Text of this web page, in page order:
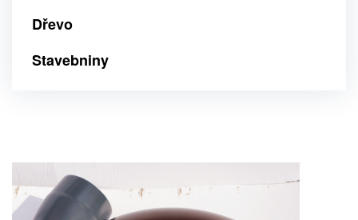
Dřevo
Stavebniny